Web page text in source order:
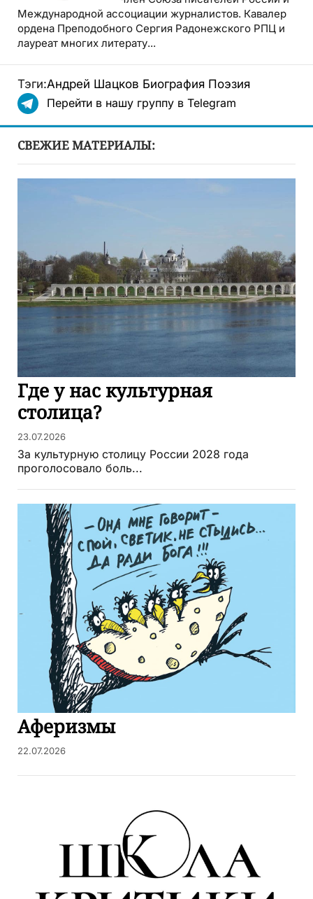
Международной ассоциации журналистов. Кавалер
ордена Преподобного Сергия Радонежского РПЦ и
лауреат многих литерату...
Тэги:Андрей Шацков Биография Поэзия
Перейти в нашу группу в Telegram
СВЕЖИЕ МАТЕРИАЛЫ:
Где у нас культурная
столица?
23.07.2026
За культурную столицу России 2028 года
проголосовало боль...
Аферизмы
22.07.2026